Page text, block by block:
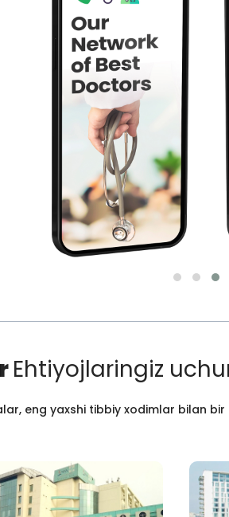
Ehtiyojlaringiz
eng yaxshi tibbiy xodimlar bilan